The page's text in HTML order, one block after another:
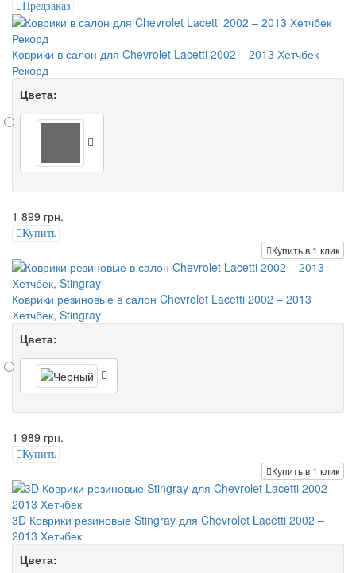
Предзаказ
Коврики в салон для Chevrolet Lacetti 2002 – 2013 Хетчбек
Рекорд
Цвета:
1 899 грн.
Купить
Купить в 1 клик
Коврики резиновые в салон Chevrolet Lacetti 2002 – 2013
Хетчбек, Stingray
Цвета:
1 989 грн.
Купить
Купить в 1 клик
3D Коврики резиновые Stingray для Chevrolet Lacetti 2002 –
2013 Хетчбек
Цвета: